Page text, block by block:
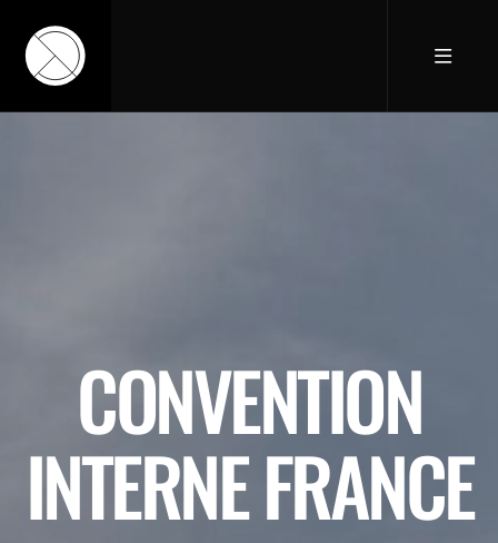
CONVENTION
INTERNE FRANCE